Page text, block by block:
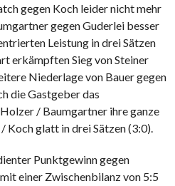
gegen Koch leider nicht mehr
gegen Guderlei besser
Leistung in drei Sätzen
erkämpften Sieg von Steiner
Niederlage von Bauer gegen
die Gastgeber das
/ Baumgartner ihre ganze
Koch glatt in drei Sätzen (3:0).
Punktgewinn gegen
einer Zwischenbilanz von 5:5